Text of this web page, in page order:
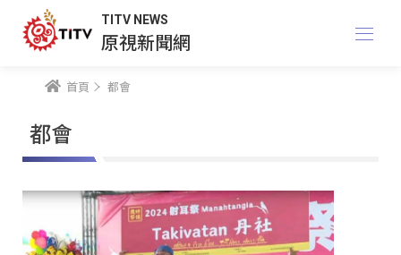
TITV NEWS
原視新聞網
首頁 都會
都會